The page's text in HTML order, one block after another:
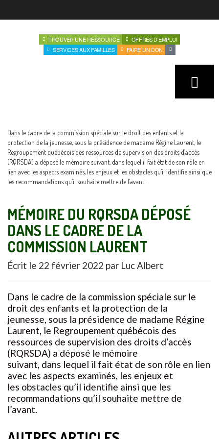
TROUVER UNE RESSOURCE
OFFRES D’EMPLOI
SERVICES AUX FAMILLES
FAIRE UN DON
Dans le cadre de la commission spéciale sur le droit des enfants et la
protection de la jeunesse, sous la présidence de madame Régine Laurent, le
Regroupement québécois des ressources de supervision des droits d’accès
(RQRSDA) a déposé le mémoire suivant, dans lequel il fait état de son rôle en
lien avec les aspects examinés, les enjeux et les obstacles qu’il identifie ainsi que
les recommandations qu’il souhaite mettre de l’avant.
MÉMOIRE DU RQRSDA DÉPOSÉ
DANS LE CADRE DE LA
COMMISSION LAURENT
Écrit le 22 février 2022 par Luc Albert
Dans le cadre de la commission spéciale sur le
droit des enfants et la protection de la
jeunesse, sous la présidence de madame Régine
Laurent, le Regroupement québécois des
ressources de supervision des droits d’accès
(RQRSDA) a déposé le mémoire
suivant, dans lequel il fait état de son rôle en lien
avec les aspects examinés, les enjeux et
les obstacles qu’il identifie ainsi que les
recommandations qu’il souhaite mettre de
l’avant.